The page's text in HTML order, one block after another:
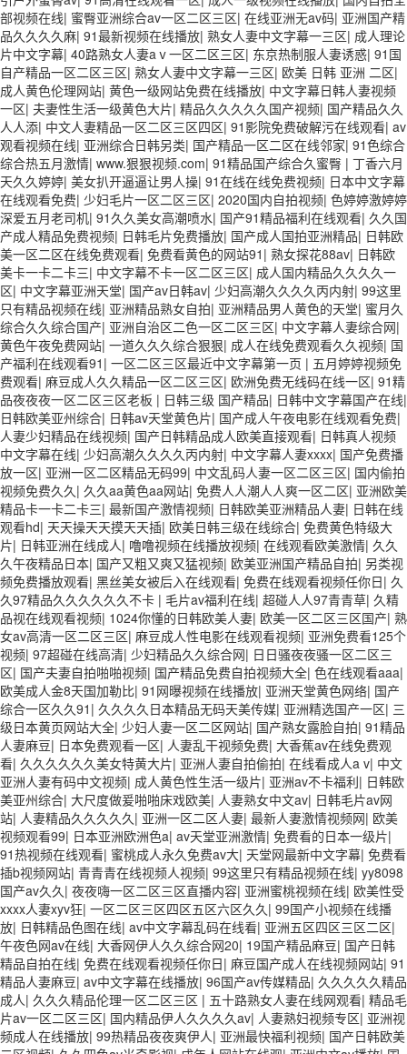
部视频在线| 蜜臀亚洲综合av一区二区三区| 在线亚洲无av码| 亚洲国产精
品久久久久麻| 91最新视频在线播放| 熟女人妻中文字幕一三区| 成人理论
片中文字幕| 40路熟女人妻aⅴ一区二区三区| 东京热制服人妻诱惑| 91国
自产精品一区二区三区| 熟女人妻中文字幕一三区| 欧美 日韩 亚洲 二区|
成人黄色伦理网站| 黄色一级网站免费在线播放| 中文字幕日韩人妻视频
一区| 夫妻性生活一级黄色大片| 精品久久久久久国产视频| 国产精品久久
人人添| 中文人妻精品一区二区三区四区| 91影院免费破解污在线观看| av
观看视频在线| 亚洲综合日韩另类| 国产精品一区二区在线邻家| 91色综合
综合热五月激情| www.狠狠视频.com| 91精品国产综合久蜜臀 | 丁香六月
天久久婷婷| 美女扒开逼逼让男人操| 91在线在线免费视频| 日本中文字幕
在线观看免费| 少妇毛片一区二区三区| 2020国内自拍视频| 色婷婷激婷婷
深爱五月老司机| 91久久美女高潮喷水| 国产91精品福利在线观看| 久久国
产成人精品免费视频| 日韩毛片免费播放| 国产成人国拍亚洲精品| 日韩欧
美一区二区在线免费观看| 免费看黄色的网站91 | 熟女探花88av| 日韩欧
美卡一卡二卡三| 中文字幕不卡一区二区三区| 成人国内精品久久久久一
区| 中文字幕亚洲天堂| 国产av日韩av| 少妇高潮久久久久丙内射| 99这里
只有精品视频在线| 亚洲精品熟女自拍| 亚洲精品男人黄色的天堂| 蜜月久
综合久久综合国产| 亚洲自治区二色一区二区三区| 中文字幕人妻综合网|
黄色午夜免费网站| 一道久久久综合狠狠| 成人在线免费观看久久视频| 国
产福利在线观看91 | 一区二区三区最近中文字幕第一页 | 五月婷婷视频免
费观看| 麻豆成人久久精品一区二区三区| 欧洲免费无线码在线一区| 91精
品夜夜夜一区二区三区老板 | 日韩三级 国产精品| 日韩中文字幕国产在线|
日韩欧美亚州综合| 日韩av天堂黄色片| 国产成人午夜电影在线观看免费|
人妻少妇精品在线视频| 国产日韩精品成人欧美直接观看| 日韩真人视频
中文字幕在线| 少妇高潮久久久久丙内射| 中文字幕人妻xxxx| 国产免费播
放一区| 亚洲一区二区精品无码99| 中文乱码人妻一区二区三区| 国内偷拍
视频免费久久 | 久久aa黄色aa网站| 免费人人潮人人爽一区二区| 亚洲欧美
精品卡一卡二卡三| 最新国产激情视频| 日韩欧美亚洲精品人妻| 日韩在线
观看hd| 天天操天天摸天天插| 欧美日韩三级在线综合| 免费黄色特级大
片| 日韩亚洲在线成人| 噜噜视频在线播放视频| 在线观看欧美激情| 久久
久午夜精品日本| 国产又粗又爽又猛视频| 欧美亚洲国产精品自拍| 另类视
频免费播放观看| 黑丝美女被后入在线观看| 免费在线观看视频任你日| 久
久97精品久久久久久久不卡 | 毛片av福利在线| 超碰人人97青青草| 久精
品视在线观看视频| 1024你懂的日韩欧美人妻| 欧美一区二区三区国产| 熟
女av高清一区二区三区| 麻豆成人性电影在线观看视频| 亚洲免费看125个
视频| 97超碰在线高清| 少妇精品久久综合网| 日日骚夜夜骚一区二区三
区| 国产夫妻自拍啪啪视频| 国产精品免费自拍视频大全| 色在线观看aaa|
欧美成人金8天国加勒比| 91网曝视频在线播放| 亚洲天堂黄色网络| 国产
综合一区久久91 | 久久久久日本精品无码天美传媒| 亚洲精选国产一区| 三
级日本黄页网站大全| 少妇人妻一区二区网站| 国产熟女露脸自拍| 91精品
人妻麻豆| 日本免费观看一区| 人妻乱干视频免费| 大香蕉av在线免费观
看| 久久久久久久美女特黄大片| 亚洲人妻自拍偷拍| 在线看成人a v| 中文
亚洲人妻有码中文视频| 成人黄色性生活一级片| 亚洲av不卡福利| 日韩欧
美亚州综合| 大尺度做爰啪啪床戏欧美| 人妻熟女中文av| 日韩毛片av网
站| 人妻精品久久久久久 | 亚洲一区二区人妻| 最新人妻激情视频网| 欧美
视频观看99| 日本亚洲欧洲色a| av天堂亚洲激情| 免费看的日本一级片|
91热视频在线观看| 蜜桃成人永久免费av大| 天堂网最新中文字幕| 免费看
插b视频网站| 青青青在线视频人视频| 99这里只有精品视频在线| yy8098
国产av久久 | 夜夜嗨一区二区三区直播内容| 亚洲蜜桃视频在线| 欧美性受
xxxx人妻xyv狂| 一区二区三区四区五区六区久久 | 99国产小视频在线播
放| 日韩精品色图在线| av中文字幕乱码在线看| 亚洲五区四区三区二区|
午夜色网av在线| 大香网伊人久久综合网20| 19国产精品麻豆| 国产日韩
精品自拍在线| 免费在线观看视频任你日| 麻豆国产成人在线视频网站| 91
精品人妻麻豆| av中文字幕在线播放| 96国产av传媒精品| 久久久久久精品
成人| 久久久精品伦理一区二区三区 | 五十路熟女人妻在线网观看| 精品毛
片av一区二区三区| 国内精品伊人久久久久av| 人妻熟妇视频专区| 亚洲视
频成人在线播放| 99热精品夜夜爽伊人| 亚洲最快福利视频| 国产日韩欧美